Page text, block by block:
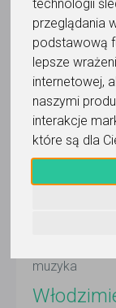
technologii
przeglądania
podstawową
lepsze
internetowej,
naszymi
interakcje
które są dla
Wyczyść wszystko
Muzyka
muzyka